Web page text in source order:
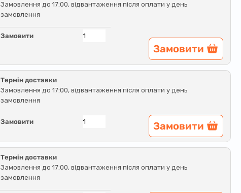
Замовлення до 17:00, відвантаження після оплати у день
замовлення
Замовити
Замовити
Термін доставки
Замовлення до 17:00, відвантаження після оплати у день
замовлення
Замовити Замовити
Термін доставки
Замовлення до 17:00, відвантаження після оплати у день
замовлення